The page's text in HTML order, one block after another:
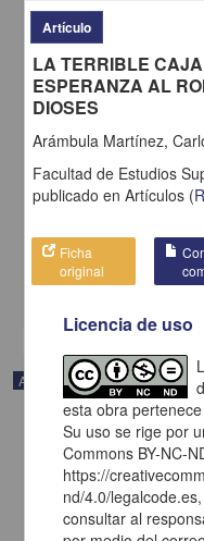
CARACTERÍSTICAS
HIPERTENSIÓN EN UNA
Salinas Rodríguez, Jorge
2015-03-01
Artes y Humanidades
Artículo
Artículo
LA TERRIBLE
ESPERANZA AL
DIOSES
Arámbula Martínez,
Facultad de Estudios
publicado enArtículos (
Ficha
original
Licencia de uso
esta obra
Su uso se rige por
Commons BY-NC-
https://
nd/4.0/
consultar al